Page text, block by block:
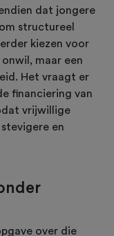
dat jongere
structureel
kiezen voor
maar een
Het vraagt er
financiering van
vrijwillige
en
over die